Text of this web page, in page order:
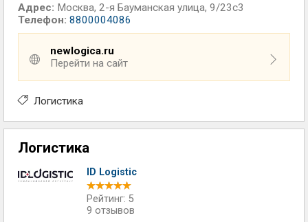
Адрес: Москва, 2-я Бауманская улица, 9/23с3
Телефон: 8800004086
newlogica.ru
Перейти на сайт
Логистика
Логистика
ID Logistic
Рейтинг: 5
9 отзывов